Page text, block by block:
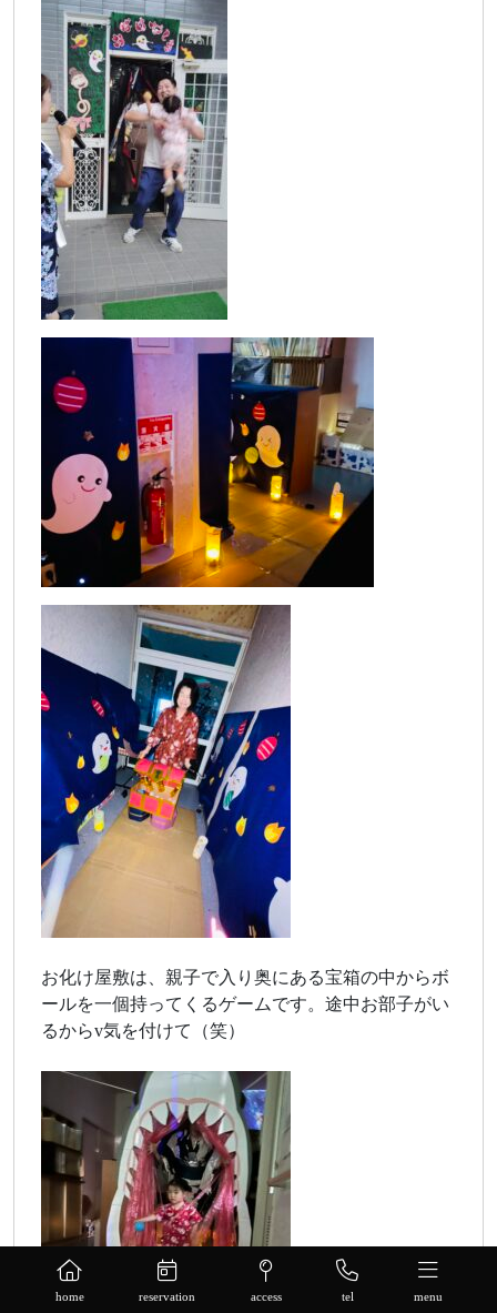
home reservation access tel menu
お化け屋敷は、親子で入り奥にある宝箱の中からボ
ールを一個持ってくるゲームです。途中お部子がい
るからv気を付けて（笑）